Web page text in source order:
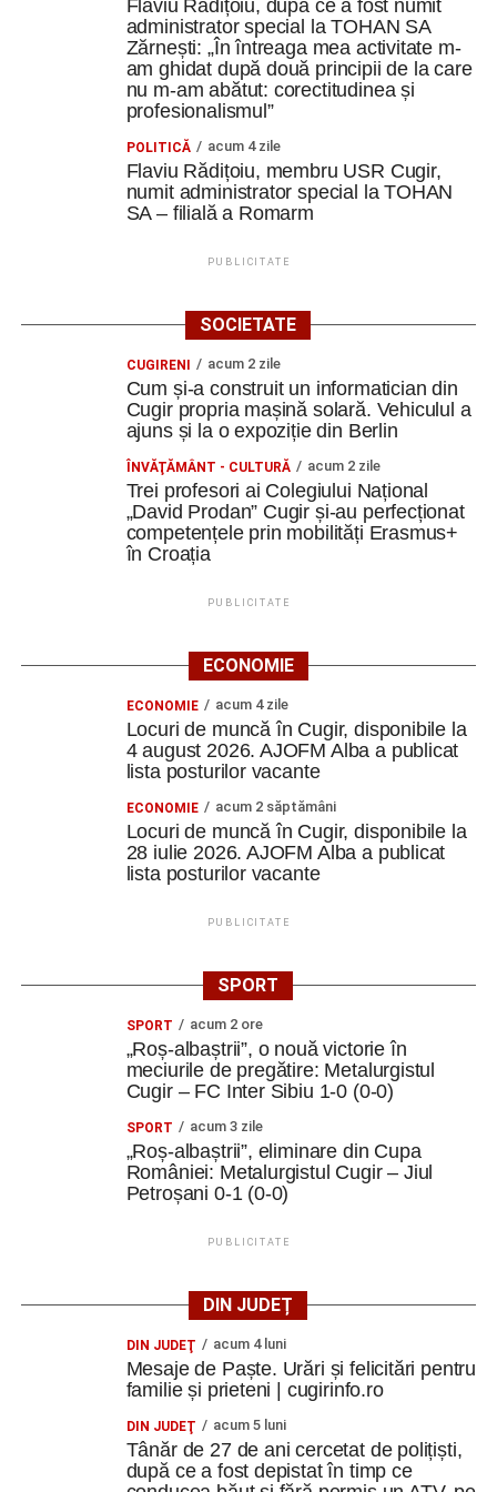
Valtice, fiecare oferindu-ne o perspectivă diferită asupra
istoriei, arhitecturii și culturii acestei regiuni.
Astfel, învățarea nu s-a limitat la spațiul de curs. A
în care ne aflam”.
Să refolosim, să reparăm, să reinventăm
Unul dintre cele mai practice momente ale mobilității a
,,Am croșetat, am cusut, am reparat și am transformat
obiecte vechi în unele noi. Un tricou putea deveni o
poșetă sau o gentuță, iar un obiect aparent lipsit de
utilitate putea primi o nouă viață.
Aceste activități ne-au făcut să înțelegem că
sustenabilitatea nu înseamnă doar politici europene și
concepte complexe. Înseamnă și să reparăm înainte să
aruncăm, să refolosim înainte să cumpărăm și să găsim
soluții creative pentru ceea ce avem deja”.
creat și testat propriile workshopuri. A fost o experiență în
S-a continuat cu tema Media Literacy, iar apoi fiecare
„Am învățat să construim mesaje, să lucrăm în echipă și
să folosim comunicarea ca instrument pentru
un rol esențial. Energizerele, jocurile de socializare,
activitățile interactive, lucrul în echipă și exercițiile
practice au făcut ca fiecare zi să fie diferită și fiecare
participant să fie implicat”.
Limba care ne-a apropiat
Comunicarea s-a realizat în principal în limba engleză,
însă diversitatea culturală a oferit ocazia să folosească și
franceza, italiana și spaniola.
limbă, un zâmbet sau o glumă sunt suficiente pentru a
crea o conexiune”.
Finalul unei experiențe care continuă
Ultima zi a fost dedicată Youthpass, evaluării finale,
Flaviu Rădițoiu, după ce a fost numit
administrator special la TOHAN SA
Zărnești: „În întreaga mea activitate m-
am ghidat după două principii de la care
nu m-am abătut: corectitudinea și
profesionalismul”
POLITICĂ acum 4 zile
Flaviu Rădițoiu, membru USR Cugir,
numit administrator special la TOHAN
SA – filială a Romarm
PUBLICITATE
SOCIETATE
CUGIRENI acum 2 zile
Cum și-a construit un informatician din
Cugir propria mașină solară. Vehiculul a
ajuns și la o expoziție din Berlin
ÎNVĂŢĂMÂNT - CULTURĂ acum 2 zile
Trei profesori ai Colegiului Național
„David Prodan” Cugir și-au perfecționat
competențele prin mobilități Erasmus+
în Croația
PUBLICITATE
ECONOMIE
ECONOMIE acum 4 zile
Locuri de muncă în Cugir, disponibile la
4 august 2026. AJOFM Alba a publicat
lista posturilor vacante
ECONOMIE acum 2 săptămâni
Locuri de muncă în Cugir, disponibile la
28 iulie 2026. AJOFM Alba a publicat
lista posturilor vacante
PUBLICITATE
SPORT
SPORT acum 2 ore
„Roș-albaștrii”, o nouă victorie în
meciurile de pregătire: Metalurgistul
Cugir – FC Inter Sibiu 1-0 (0-0)
SPORT acum 3 zile
„Roș-albaștrii”, eliminare din Cupa
României: Metalurgistul Cugir – Jiul
Petroșani 0-1 (0-0)
PUBLICITATE
DIN JUDEȚ
DIN JUDEŢ acum 4 luni
Mesaje de Paște. Urări și felicitări pentru
familie și prieteni | cugirinfo.ro
DIN JUDEŢ acum 5 luni
Tânăr de 27 de ani cercetat de polițiști,
după ce a fost depistat în timp ce